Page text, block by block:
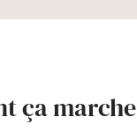
ça marche